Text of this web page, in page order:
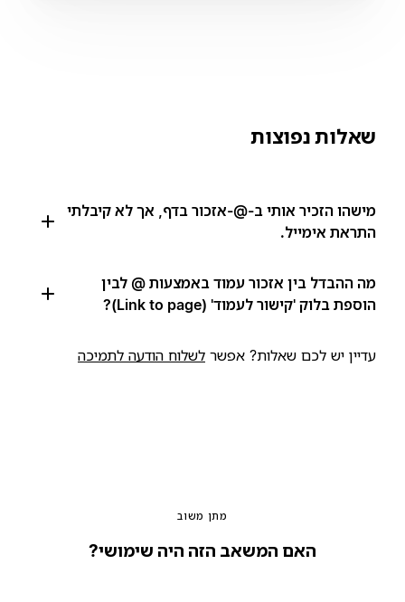
שאלות נפוצות
מישהו הזכיר אותי ב-@-אזכור בדף, אך לא קיבלתי
התראת אימייל.
מה ההבדל בין אזכור עמוד באמצעות @ לבין
הוספת בלוק 'קישור לעמוד' (Link to page)?
עדיין יש לכם שאלות? אפשר לשלוח הודעה לתמיכה
מתן משוב
האם המשאב הזה היה שימושי?